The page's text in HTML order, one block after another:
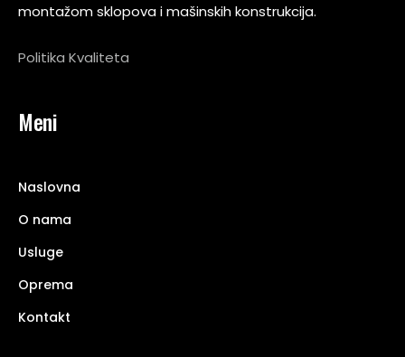
montažom sklopova i mašinskih konstrukcija.
Politika Kvaliteta
Meni
Naslovna
O nama
Usluge
Oprema
Kontakt